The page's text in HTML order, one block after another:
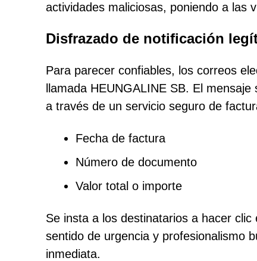
actividades maliciosas, poniendo a las
Disfrazado de notificación
Para parecer confiables, los correos
llamada HEUNGALINE SB. El
a través de un servicio seguro de
Fecha de factura
Número de documento
Valor total o importe
Se insta a los destinatarios a hacer
sentido de urgencia y profesionalismo
inmediata.